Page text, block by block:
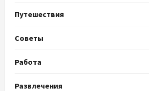
Путешествия
Советы
Работа
Развлечения